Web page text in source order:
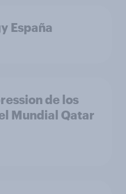
España
de los
Mundial Qatar